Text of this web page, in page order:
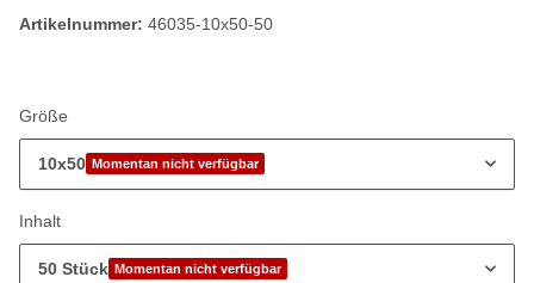
Artikelnummer: 46035-10x50-50
Größe
10x50 Momentan nicht verfügbar
Inhalt
50 Stück Momentan nicht verfügbar